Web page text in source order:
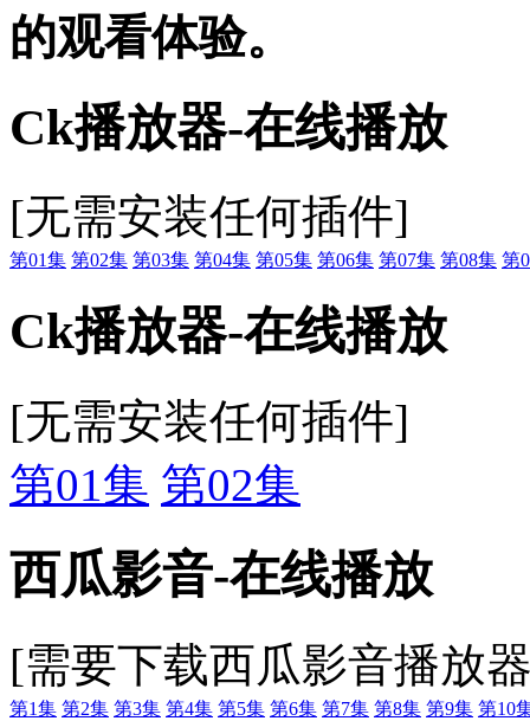
的观看体验。
Ck播放器-在线播放
[无需安装任何插件]
第01集 第02集 第03集 第04集 第05集 第06集 第07集 第08集 第
Ck播放器-在线播放
[无需安装任何插件]
第01集 第02集
西瓜影音-在线播放
[需要下载西瓜影音播放
第1集 第2集 第3集 第4集 第5集 第6集 第7集 第8集 第9集 第10